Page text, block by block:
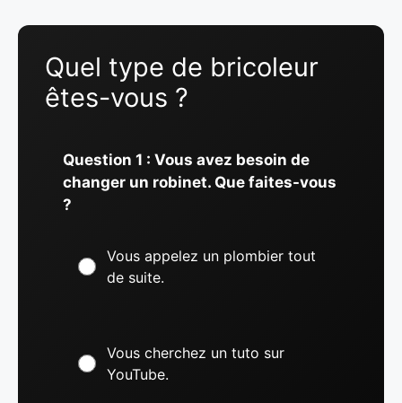
Quel type de bricoleur
êtes-vous ?
Question 1 : Vous avez besoin de
changer un robinet. Que faites-vous
?
Vous appelez un plombier tout
de suite.
Vous cherchez un tuto sur
YouTube.